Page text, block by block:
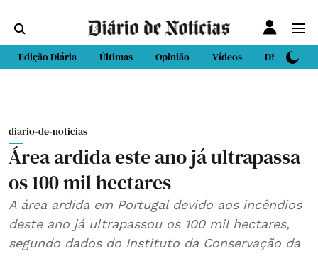
Edição Diária Últimas Opinião Vídeos DN Sport
diario-de-noticias
Área ardida este ano já ultrapassa
os 100 mil hectares
A área ardida em Portugal devido aos incêndios
deste ano já ultrapassou os 100 mil hectares,
segundo dados do Instituto da Conservação da